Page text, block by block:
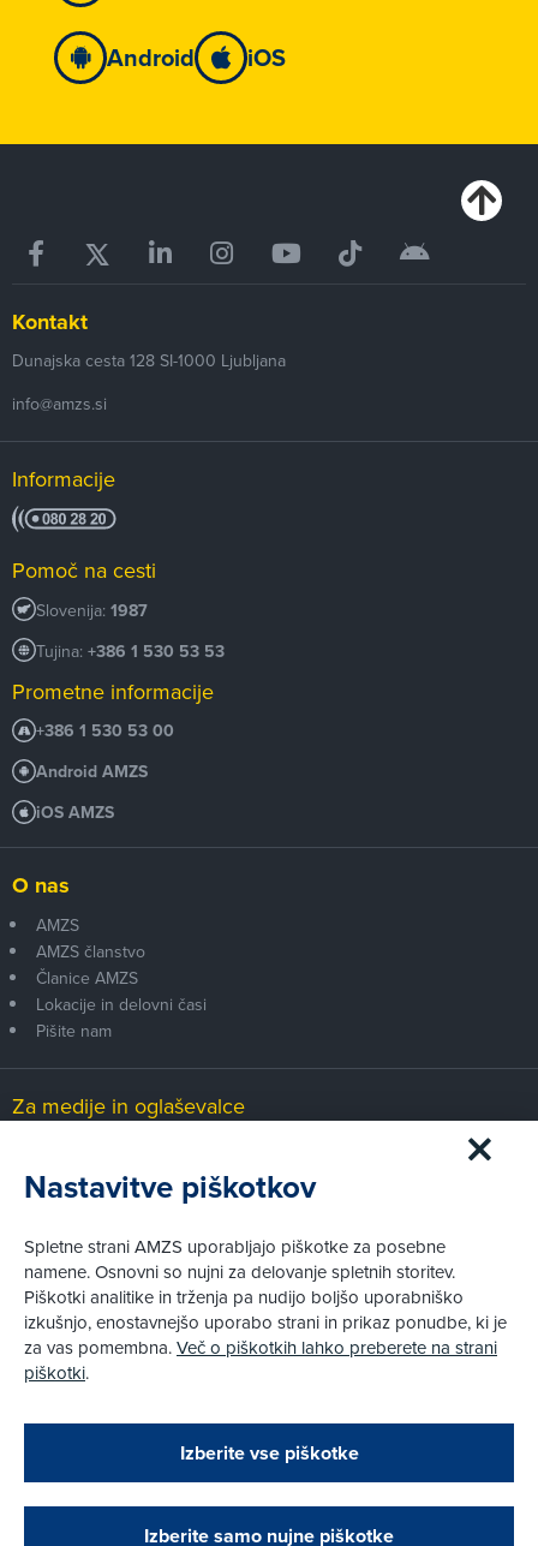
Zapri
Podarjamo vam 10 €!
Obstoječi in novi AMZS člani, ki boste v AMZS
opravili registracijo vozila, boste prejeli
vrednostno darilno kartico z dobroimetjem v višini
Android iOS
Kontakt
Dunajska cesta 128 SI-1000 Ljubljana
info@amzs.si
Informacije
Pomoč na cesti
Slovenija: 1987
Tujina: +386 1 530 53 53
Prometne informacije
+386 1 530 53 00
Android AMZS
iOS AMZS
O nas
AMZS
AMZS članstvo
Članice AMZS
Lokacije in delovni časi
Pišite nam
Za medije in oglaševalce
Piškotki
Politika zasebnosti
Informacije o obdelavi osebnih podatkov - videonadzor
Pravno obvestilo
Izvensodno reševanje potrošniških sporov
Cenik članstva AMZS
Pri spletni včlanitvi so podprta naslednja plačilna sredstva:
Nastavitve piškotkov
Spletne strani AMZS uporabljajo piškotke za posebne
namene. Osnovni so nujni za delovanje spletnih storitev.
Piškotki analitike in trženja pa nudijo boljšo uporabniško
izkušnjo, enostavnejšo uporabo strani in prikaz ponudbe, ki je
za vas pomembna.Več o piškotkih lahko preberete na strani
piškotki.
Izberite vse piškotke
Izberite samo nujne piškotke